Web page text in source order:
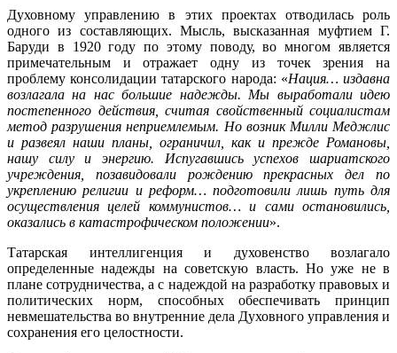
Духовному управлению в этих проектах отводилась роль
одного из составляющих. Мысль, высказанная муфтием Г.
Баруди в 1920 году по этому поводу, во многом является
примечательным и отражает одну из точек зрения на
проблему консолидации татарского народа: «Нация… издавна
возлагала на нас большие надежды. Мы выработали идею
постепенного действия, считая свойственный социалистам
метод разрушения неприемлемым. Но возник Милли Меджлис
и развеял наши планы, ограничил, как и прежде Романовы,
нашу силу и энергию. Испугавшись успехов шариатского
учреждения, позавидовали рождению прекрасных дел по
укреплению религии и реформ… подготовили лишь путь для
осуществления целей коммунистов… и сами остановились,
оказались в катастрофическом положении».
Татарская интеллигенция и духовенство возлагало
определенные надежды на советскую власть. Но уже не в
плане сотрудничества, а с надеждой на разработку правовых и
политических норм, способных обеспечивать принцип
невмешательства во внутренние дела Духовного управления и
сохранения его целостности.